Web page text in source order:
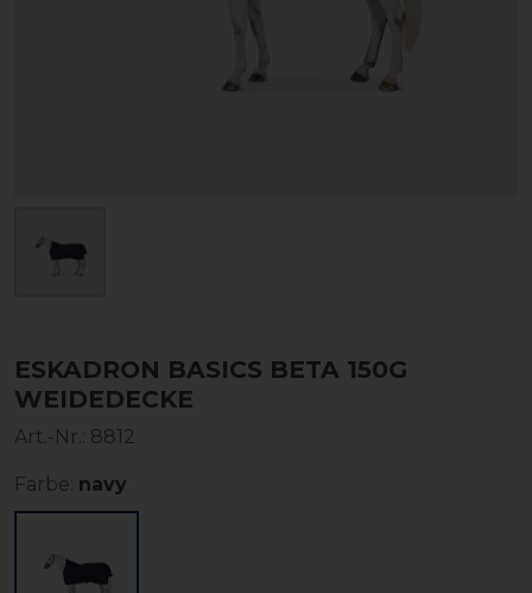
ESKADRON BASICS BETA 150G
WEIDEDECKE
Art.-Nr.: 8812
Farbe: navy